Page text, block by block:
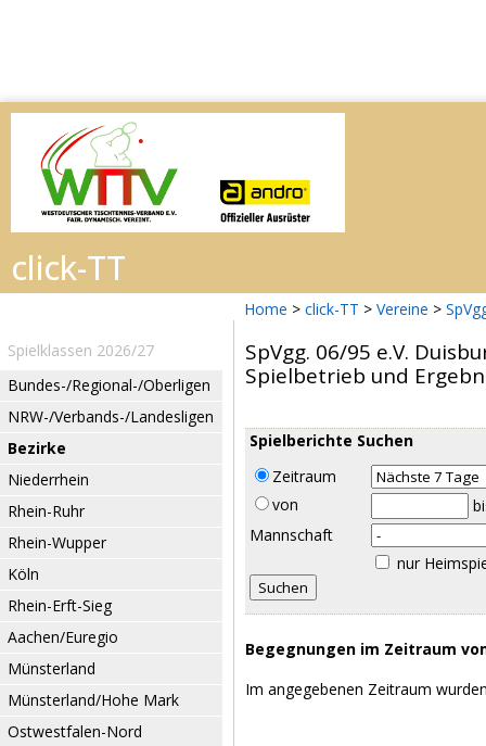
Home > click-TT > Vereine >
Spielklassen 2026/27
Bundes-/Regional-/Oberligen
NRW-/Verbands-/Landesligen
Bezirke
Niederrhein
Rhein-Ruhr
Rhein-Wupper
Köln
Rhein-Erft-Sieg
Aachen/Euregio
Münsterland
Münsterland/Hohe Mark
Ostwestfalen-Nord
SpVgg. 06/95 e.V.
Spielbetrieb und
Spielberichte Suchen
Zeitraum
von
Mannschaft
nur
Begegnungen im Zeitraum
Im angegebenen Zeitraum